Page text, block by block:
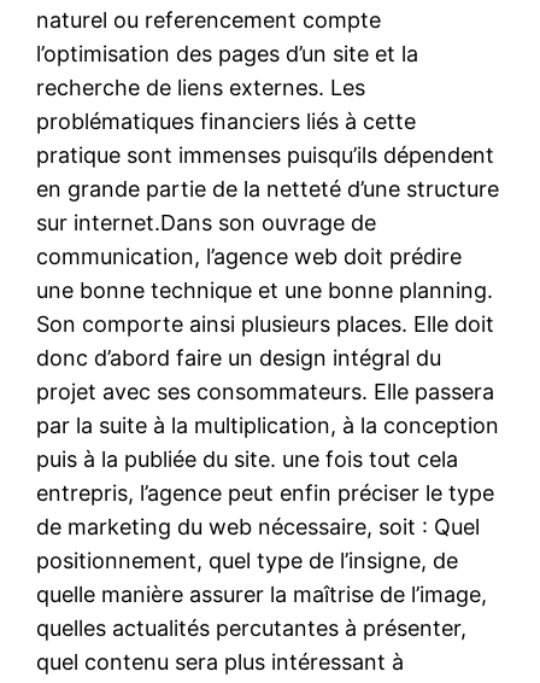
naturel ou referencement compte
l’optimisation des pages d’un site et la
recherche de liens externes. Les
problématiques financiers liés à cette
pratique sont immenses puisqu’ils dépendent
en grande partie de la netteté d’une structure
sur internet.Dans son ouvrage de
communication, l’agence web doit prédire
une bonne technique et une bonne planning.
Son comporte ainsi plusieurs places. Elle doit
donc d’abord faire un design intégral du
projet avec ses consommateurs. Elle passera
par la suite à la multiplication, à la conception
puis à la publiée du site. une fois tout cela
entrepris, l’agence peut enfin préciser le type
de marketing du web nécessaire, soit : Quel
positionnement, quel type de l’insigne, de
quelle manière assurer la maîtrise de l’image,
quelles actualités percutantes à présenter,
quel contenu sera plus intéressant à